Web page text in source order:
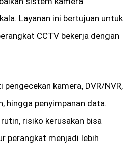
Layanan ini bertujuan untuk
CCTV bekerja dengan
kamera, DVR/NVR,
hingga penyimpanan data.
risiko kerusakan bisa
perangkat menjadi lebih